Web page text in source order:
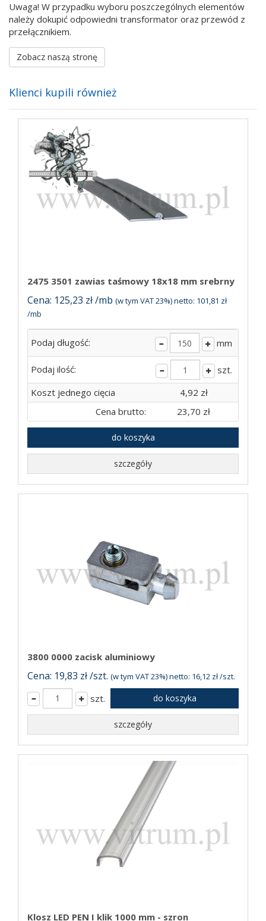
Uwaga! W przypadku wyboru poszczególnych elementów
należy dokupić odpowiedni transformator oraz przewód z
przełącznikiem.
Zobacz naszą stronę
Klienci kupili również
2475 3501 zawias taśmowy 18x18 mm srebrny
Cena: 125,23 zł /mb (w tym VAT 23%) netto: 101,81 zł
/mb
Podaj długość: mm
Podaj ilość:
szt.
Koszt jednego cięcia
4,92 zł
Cena brutto:
23,70 zł
do koszyka
szczegóły
3800 0000 zacisk aluminiowy
Cena: 19,83 zł /szt. (w tym VAT 23%) netto: 16,12 zł /szt.
szt. do koszyka
szczegóły
Klosz LED PEN I klik 1000 mm - szron